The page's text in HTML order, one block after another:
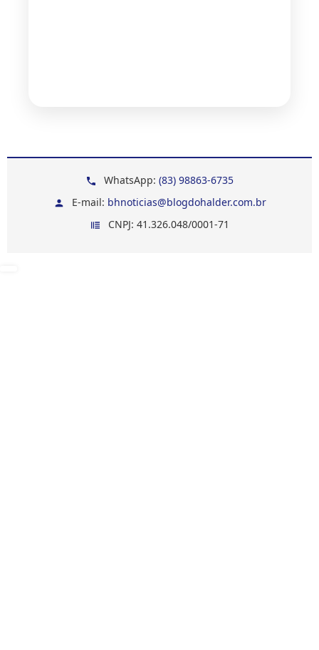
WhatsApp: (83) 98863-6735
E-mail: bhnoticias@blogdohalder.com.br
CNPJ: 41.326.048/0001-71